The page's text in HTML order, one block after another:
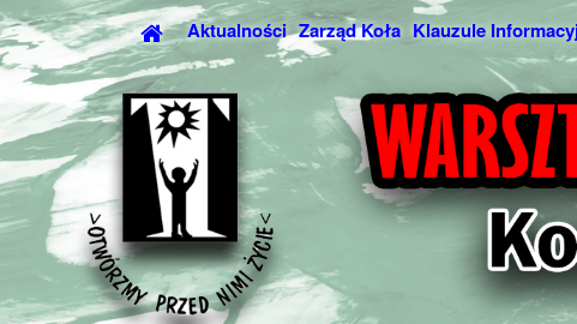
Aktualności Zarząd Koła Klauzule